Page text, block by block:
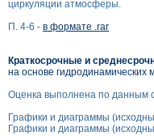
циркуляции атмосферы.
П. 4-6 - в формате .rar
Краткосрочные и
на основе
Оценка выполнена по данным
Графики и диаграммы
Графики и диаграммы